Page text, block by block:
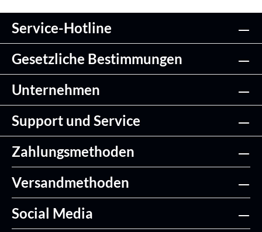
Service-Hotline
Gesetzliche Bestimmungen
Unternehmen
Support und Service
Zahlungsmethoden
Versandmethoden
Social Media